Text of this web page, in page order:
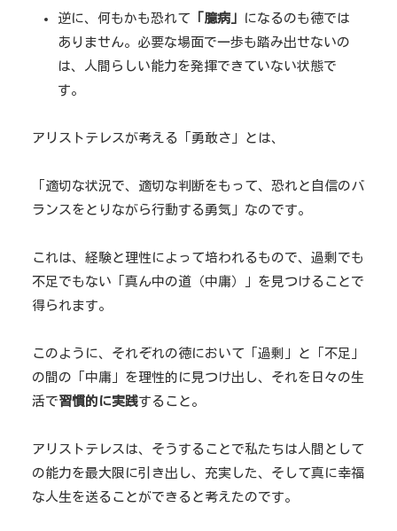
逆に、何もかも恐れて 「臆病」
になるのも徳では
ありません。必要な場面で一歩も踏み出せないの
は、人間らしい能力を発揮できていない状態で
す。
アリストテレスが考える「勇敢さ」とは、
「適切な状況で、適切な判断をもって、恐れと自信のバ
ランスをとりながら行動する勇気」なのです。
これは、経験と理性によって培われるもので、過剰でも
不足でもない「真ん中の道（中庸）」を見つけることで
得られます。
このように、それぞれの徳において「過剰」と「不足」
の間の「中庸」を理性的に見つけ出し、それを日々の生
活で習慣的に実践すること。
アリストテレスは、そうすることで私たちは人間として
の能力を最大限に引き出し、充実した、そして真に幸福
な人生を送ることができると考えたのです。